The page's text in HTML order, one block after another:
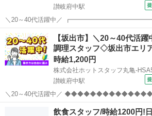
讃岐府中駅
＼20～40代活躍中／ ┏━━━━━━━━━━━━━━┓ お仕事内容
━━━━━━━━━━━━━━┛ 高齢者施設内で調理スタッフとして
の お仕事です♪ *時間によって、朝・昼・夕
香川 坂出市 讃岐府中駅 キッチン
【坂出市】＼20～40代活
調理スタッフ◇坂出市エリ
時給1,200円
株式会社ホットスタッフ丸亀-
讃岐府中駅
＼20～40代活躍中／ ◆◆◆◆◆◆◆◆◆◆◆◆◆◆◆ ★仕事内容★
◆◆◆◆◆◆◆◆◆◆◆◆◆◆◆ 高齢者施設内で調理スタッフとして
讃岐府中駅 キッチン
飲食スタッフ/時給1200円!